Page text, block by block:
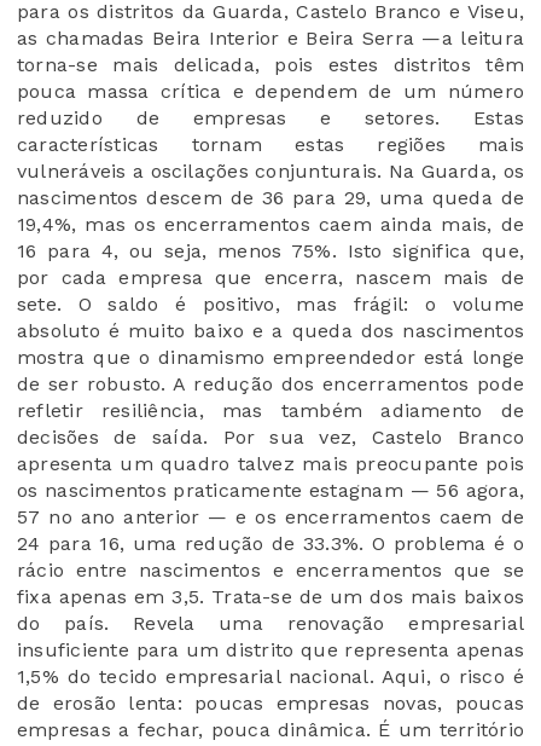
para os distritos da Guarda, Castelo Branco e Viseu,
as chamadas Beira Interior e Beira Serra —a leitura
torna-se mais delicada, pois estes distritos têm
pouca massa crítica e dependem de um número
reduzido de empresas e setores. Estas
características tornam estas regiões mais
vulneráveis a oscilações conjunturais. Na Guarda, os
nascimentos descem de 36 para 29, uma queda de
19,4%, mas os encerramentos caem ainda mais, de
16 para 4, ou seja, menos 75%. Isto significa que,
por cada empresa que encerra, nascem mais de
sete. O saldo é positivo, mas frágil: o volume
absoluto é muito baixo e a queda dos nascimentos
mostra que o dinamismo empreendedor está longe
de ser robusto. A redução dos encerramentos pode
refletir resiliência, mas também adiamento de
decisões de saída. Por sua vez, Castelo Branco
apresenta um quadro talvez mais preocupante pois
os nascimentos praticamente estagnam — 56 agora,
57 no ano anterior — e os encerramentos caem de
24 para 16, uma redução de 33.3%. O problema é o
rácio entre nascimentos e encerramentos que se
fixa apenas em 3,5. Trata-se de um dos mais baixos
do país. Revela uma renovação empresarial
insuficiente para um distrito que representa apenas
1,5% do tecido empresarial nacional. Aqui, o risco é
de erosão lenta: poucas empresas novas, poucas
empresas a fechar, pouca dinâmica. É um território